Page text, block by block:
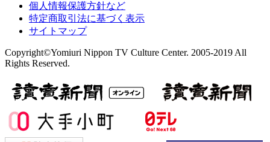
個人情報保護方針など
特定商取引法に基づく表示
サイトマップ
Copyright©Yomiuri Nippon TV Culture Center. 2005-2019 All
Rights Reserved.